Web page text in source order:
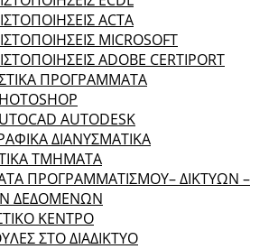
ACTA
MICROSOFT
ADOBE CERTIPORT
ΠΡΟΓΡΑΜΜΑΤΑ
AUTODESK
ΔΙΑΝΥΣΜΑΤΙΚΑ
ΤΜΗΜΑΤΑ
ΠΡΟΓΡΑΜΜΑΤΙΣΜΟΥ– ΔΙΚΤΥΩΝ –
ΔΕΔΟΜΕΝΩΝ
ΚΕΝΤΡΟ
ΣΤΟ ΔΙΑΔΙΚΤΥΟ